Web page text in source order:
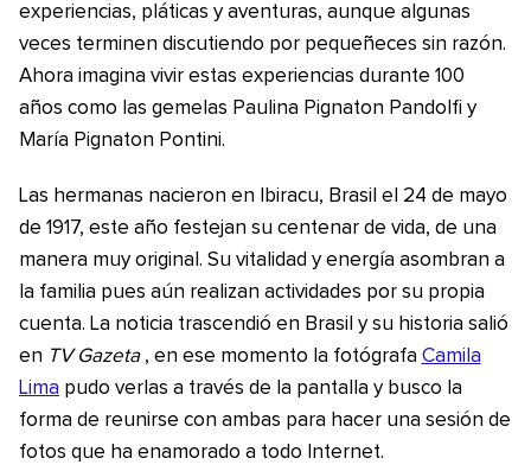
experiencias, pláticas y aventuras, aunque algunas
veces terminen discutiendo por pequeñeces sin razón.
Ahora imagina vivir estas experiencias durante 100
años como las gemelas Paulina Pignaton Pandolfi y
María Pignaton Pontini.
Las hermanas nacieron en Ibiracu, Brasil el 24 de mayo
de 1917, este año festejan su centenar de vida, de una
manera muy original. Su vitalidad y energía asombran a
la familia pues aún realizan actividades por su propia
cuenta. La noticia trascendió en Brasil y su historia salió
en TV Gazeta , en ese momento la fotógrafa Camila
Lima pudo verlas a través de la pantalla y busco la
forma de reunirse con ambas para hacer una sesión de
fotos que ha enamorado a todo Internet.